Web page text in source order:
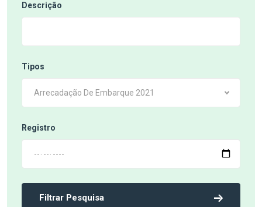
Descrição
Tipos
Arrecadação De Embarque 2021
Registro
Filtrar Pesquisa